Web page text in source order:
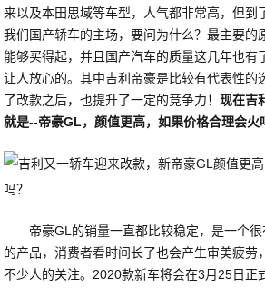
来以及本田思域等车型，人气都非常高，但到
我们国产轿车的主场，要问为什么？最主要的
能够买得起，并且国产汽车的质量这几年也有
让人放心的。其中吉利帝豪是比较有代表性的
了改款之后，也提升了一定的竞争力！现在吉
就是--帝豪GL，颜值更高，如果价格合理会火
帝豪GL的销量一直都比较稳定，是一个
的产品，消费者看时间长了也会产生审美疲劳
不少人的关注。2020款新车将会在3月25日正